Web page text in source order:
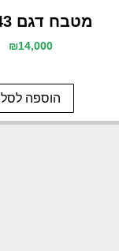
מטבח דגם 28943
₪14,000
הוספה לסל